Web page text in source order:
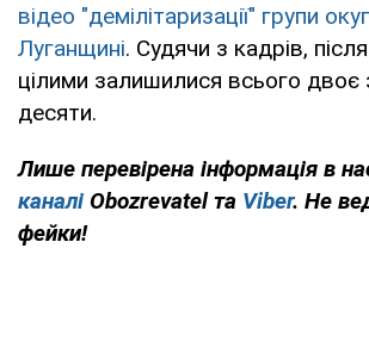
відео "демілітаризації" групи
Луганщині. Судячи з кадрів,
цілими залишилися всього двоє
десяти.
Лише перевірена інформація в
каналі Obozrevatel та Viber. Не
фейки!